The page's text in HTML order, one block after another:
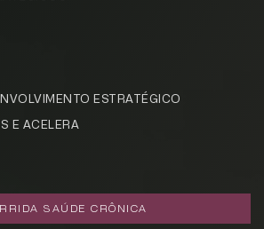
ESTRATÉGICO
E ACELERA
SAÚDE CRÔNICA